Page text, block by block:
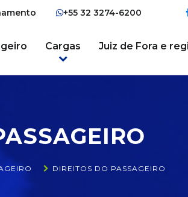
+55 32 3274-6200
Cargas Juiz de Fora e
DIREITOS DO PASSAGEIRO